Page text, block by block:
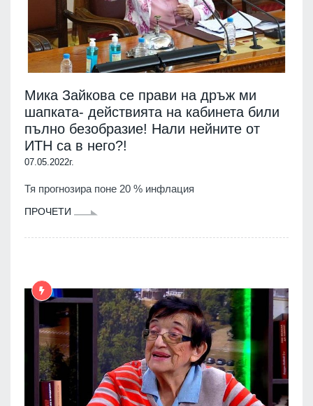
Мика Зайкова се прави на дръж ми
шапката- действията на кабинета били
пълно безобразие! Нали нейните от
ИТН са в него?!
07.05.2022г.
Тя прогнозира поне 20 % инфлация
ПРОЧЕТИ